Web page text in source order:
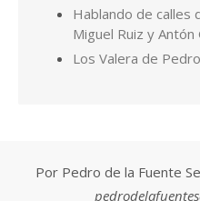
Hablando de calles
Miguel Ruiz y Antón
Los Valera de
Por Pedro de la Fuente